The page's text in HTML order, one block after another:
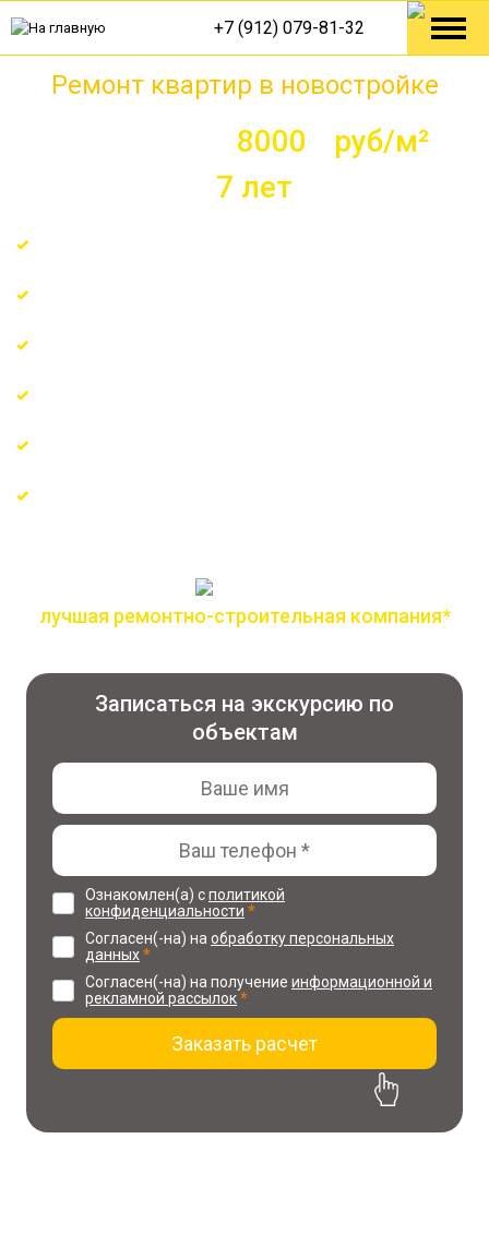
+7 (912) 079-81-32
Ремонт квартир в новостройке
8000 руб/м²
7 лет
лучшая ремонтно-строительная компания*
Записаться на экскурсию по
объектам
Ознакомлен(а) сполитикой
конфиденциальности *
Согласен(-на) на обработку персональных
данных*
Согласен(-на) на получение информационной и
рекламной рассылок*
Заказать расчет